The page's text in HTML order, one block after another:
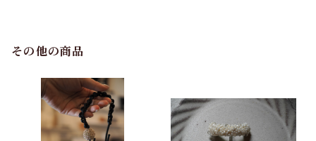
その他の商品